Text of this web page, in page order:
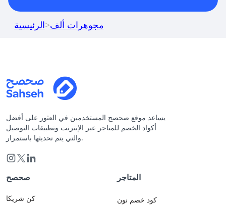
الرئيسية>مجوهرات ألف
يساعد موقع صحصح المستخدمين في العثور على أفضل
أكواد الخصم للمتاجر عبر الإنترنت وتطبيقات التوصيل
والتي يتم تحديثها باستمرار.
صحصح
كن شريكا
المتاجر
كود خصم نون